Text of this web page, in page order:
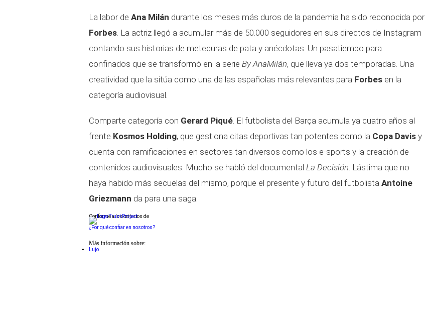
La labor de Ana Milán durante los meses más duros de la pandemia ha sido reconocida por
Forbes. La actriz llegó a acumular más de 50.000 seguidores en sus directos de Instagram
contando sus historias de meteduras de pata y anécdotas. Un pasatiempo para
confinados que se transformó en la serie By AnaMilán, que lleva ya dos temporadas. Una
creatividad que la sitúa como una de las españolas más relevantes para Forbes en la
categoría audiovisual.
Comparte categoría con Gerard Piqué. El futbolista del Barça acumula ya cuatro años al
frente Kosmos Holding, que gestiona citas deportivas tan potentes como la Copa Davis y
cuenta con ramificaciones en sectores tan diversos como los e-sports y la creación de
contenidos audiovisuales. Mucho se habló del documental La Decisión. Lástima que no
haya habido más secuelas del mismo, porque el presente y futuro del futbolista Antoine
Griezmann da para una saga.
Conforme a los criterios de
¿Por qué confiar en nosotros?
Más información sobre:
Lujo